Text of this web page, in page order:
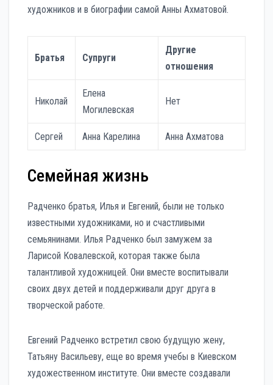
художников и в биографии самой Анны Ахматовой.
Братья Супруги
Другие
отношения
Николай
Елена
Могилевская
Нет
Сергей Анна Карелина Анна Ахматова
Семейная жизнь
Радченко братья, Илья и Евгений, были не только
известными художниками, но и счастливыми
семьянинами. Илья Радченко был замужем за
Ларисой Ковалевской, которая также была
талантливой художницей. Они вместе воспитывали
своих двух детей и поддерживали друг друга в
творческой работе.
Евгений Радченко встретил свою будущую жену,
Татьяну Васильеву, еще во время учебы в Киевском
художественном институте. Они вместе создавали